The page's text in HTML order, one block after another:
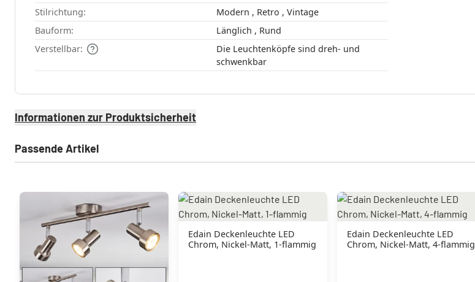
Stilrichtung:
Modern , Retro , Vintage
Bauform:
Länglich , Rund
Verstellbar:
Die Leuchtenköpfe sind dreh- und
schwenkbar
Informationen zur Produktsicherheit
Passende Artikel
Edain Deckenleuchte LED
Chrom, Nickel-Matt, 1-flammig
Edain Deckenleuchte LED
Chrom, Nickel-Matt, 4-flammig